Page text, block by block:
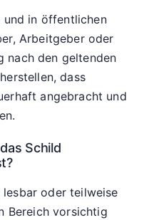
und in öffentlichen
Arbeitgeber oder
nach den geltenden
dass
angebracht und
Schild
lesbar oder teilweise
Bereich vorsichtig